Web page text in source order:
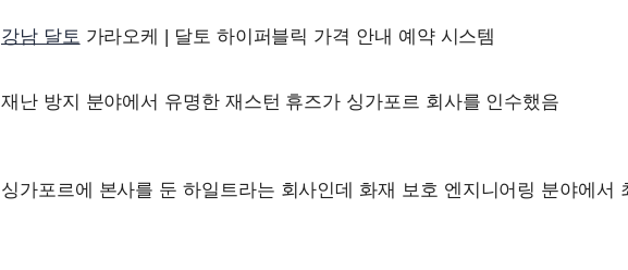
강남 달토 가라오케 | 달토 하이퍼블릭 가격 안내 예약 시스템
재난 방지 분야에서 유명한 재스턴 휴즈가 싱가포르 회사를 인수했음
싱가포르에 본사를 둔 하일트라는 회사인데 화재 보호 엔지니어링 분야에서